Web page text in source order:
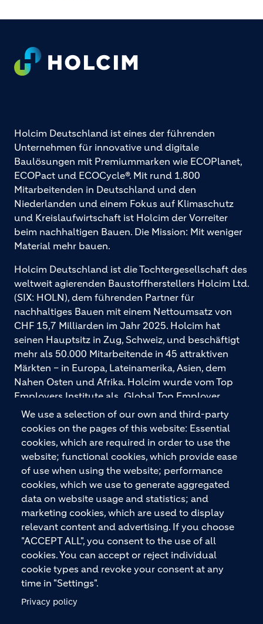
We use a selection of our own and third-party
cookies on the pages of this website: Essential
cookies, which are required in order to use the
website; functional cookies, which provide ease
of use when using the website; performance
cookies, which we use to generate aggregated
data on website usage and statistics; and
marketing cookies, which are used to display
relevant content and advertising. If you choose
"ACCEPT ALL", you consent to the use of all
cookies. You can accept or reject individual
cookie types and revoke your consent at any
time in "Settings".
Privacy policy
Footer
KONTAKTIEREN SIE UNS
Holcim Deutschland ist eines der führenden
Unternehmen für innovative und digitale
Baulösungen mit Premiummarken wie ECOPlanet,
ECOPact und ECOCycle®. Mit rund 1.800
Mitarbeitenden in Deutschland und den
Niederlanden und einem Fokus auf Klimaschutz
und Kreislaufwirtschaft ist Holcim der Vorreiter
beim nachhaltigen Bauen. Die Mission: Mit weniger
Material mehr bauen.
Holcim Deutschland ist die Tochtergesellschaft des
weltweit agierenden Baustoffherstellers Holcim Ltd.
(SIX: HOLN), dem führenden Partner für
nachhaltiges Bauen mit einem Nettoumsatz von
CHF 15,7 Milliarden im Jahr 2025. Holcim hat
seinen Hauptsitz in Zug, Schweiz, und beschäftigt
mehr als 50.000 Mitarbeitende in 45 attraktiven
Märkten – in Europa, Lateinamerika, Asien, dem
Nahen Osten und Afrika. Holcim wurde vom Top
Employers Institute als „Global Top Employer
2026“ ausgezeichnet. Holcim bietet hochwertige
Baustoffe und integrierte Baulösungen für den
gesamten Bauprozess – vom Fundament über den
Boden bis zu Wänden und Dächern – mit
Premiummarken wie ECOPact, ECOPlanet,
ECOCycle und Ytong.